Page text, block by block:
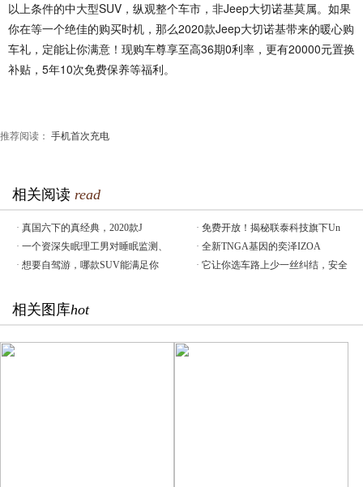
以上条件的中大型SUV，纵观整个车市，非Jeep大切诺基莫属。如果
你在等一个绝佳的购买时机，那么2020款Jeep大切诺基带来的暖心购
车礼，定能让你满意！现购车尊享至高36期0利率，更有20000元置换
补贴，5年10次免费保养等福利。
推荐阅读： 手机首次充电
相关阅读 read
· 真国六下的真经典，2020款J · 免费开放！揭秘联泰科技旗下Un
· 一个资深失眠理工男对睡眠监测、 · 全新TNGA基因的奕泽IZOA
· 想要自驾游，哪款SUV能满足你 · 它让你选车路上少一丝纠结，安全
相关图库hot